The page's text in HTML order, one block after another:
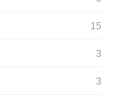
15
3
3